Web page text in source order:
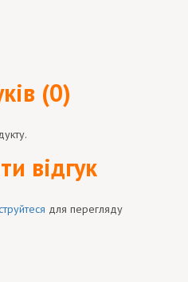
(0)
відгук
для перегляду